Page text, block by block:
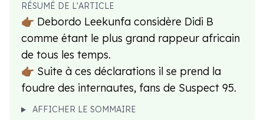
RÉSUMÉ DE L'ARTICLE
👉🏾 Debordo Leekunfa considère Didi B
comme étant le plus grand rappeur africain
de tous les temps.
👉🏾 Suite à ces déclarations il se prend la
foudre des internautes, fans de Suspect 95.
AFFICHER LE SOMMAIRE